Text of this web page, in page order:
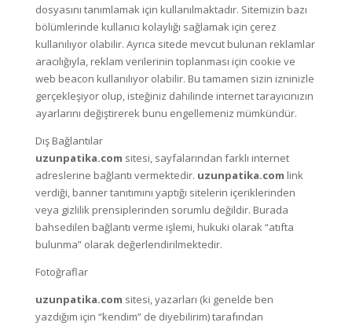
dosyasını tanımlamak için kullanılmaktadır. Sitemizin bazı
bölümlerinde kullanıcı kolaylığı sağlamak için çerez
kullanılıyor olabilir. Ayrıca sitede mevcut bulunan reklamlar
aracılığıyla, reklam verilerinin toplanması için cookie ve
web beacon kullanılıyor olabilir. Bu tamamen sizin izninizle
gerçekleşiyor olup, isteğiniz dahilinde internet tarayıcınızın
ayarlarını değiştirerek bunu engellemeniz mümkündür.
Dış Bağlantılar
uzunpatika.com sitesi, sayfalarından farklı internet
adreslerine bağlantı vermektedir. uzunpatika.com link
verdiği, banner tanıtımını yaptığı sitelerin içeriklerinden
veya gizlilik prensiplerinden sorumlu değildir. Burada
bahsedilen bağlantı verme işlemi, hukuki olarak “atıfta
bulunma” olarak değerlendirilmektedir.
Fotoğraflar
uzunpatika.com sitesi, yazarları (ki genelde ben
yazdığım için “kendim” de diyebilirim) tarafından